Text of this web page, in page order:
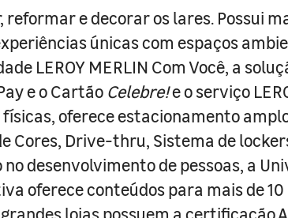
e decorar os lares. Possui
únicas com espaços
LEROY MERLIN Com Você, a
e o Cartão Celebre!e o serviço
físicas, oferece estacionamento
Cores, Drive-thru, Sistema de
no desenvolvimento de pessoas, a
oferece conteúdos para mais de
lojas possuem a certificação